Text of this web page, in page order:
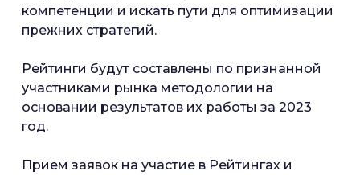
компетенции и искать пути для оптимизации
прежних стратегий.
Рейтинги будут составлены по признанной
участниками рынка методологии на
основании результатов их работы за 2023
год.
Прием заявок на участие в Рейтингах и